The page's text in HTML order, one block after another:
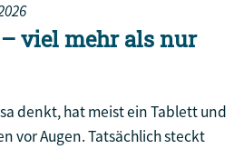
viel mehr als nur
denkt, hat meist ein Tablett und
vor Augen. Tatsächlich steckt